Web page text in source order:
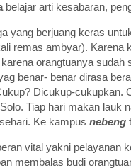
belajar arti kesabaran,
yang berjuang keras
remas ambyar). Karena
orangtuanya sudah
benar- benar dirasa
Dicukup-cukupkan.
Tiap hari makan lauk
Ke kampus nebeng
vital yakni pelayanan
membalas budi